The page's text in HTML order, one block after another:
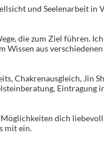
und Seelenarbeit in
die zum Ziel führen.
aus
Chakrenausgleich, Jin
Eintragung
dich liebevoll
mit ein.